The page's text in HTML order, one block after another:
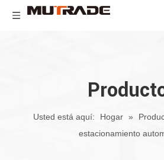
Usted está aquí: Hogar »
estacionamiento